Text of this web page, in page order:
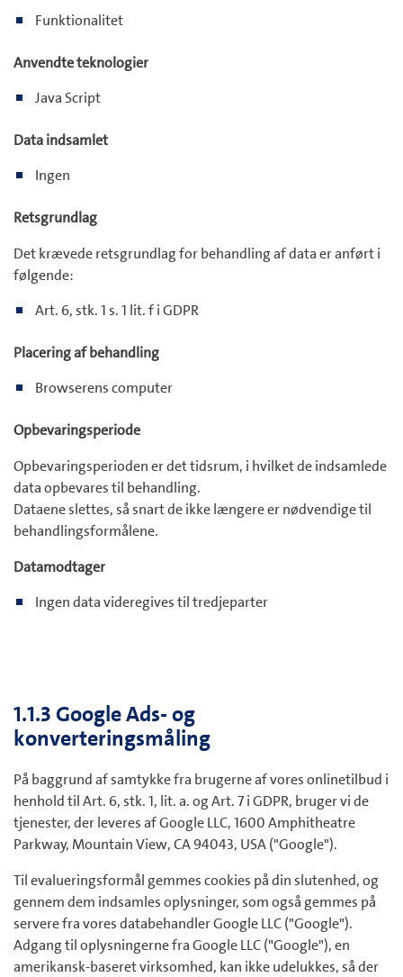
Funktionalitet
Anvendte teknologier
Java Script
Data indsamlet
Ingen
Retsgrundlag
Det krævede retsgrundlag for behandling af data er anført i
følgende:
Art. 6, stk. 1 s. 1 lit. f i GDPR
Placering af behandling
Browserens computer
Opbevaringsperiode
Opbevaringsperioden er det tidsrum, i hvilket de indsamlede
data opbevares til behandling.
Dataene slettes, så snart de ikke længere er nødvendige til
behandlingsformålene.
Datamodtager
Ingen data videregives til tredjeparter
1.1.3 Google Ads- og
konverteringsmåling
På baggrund af samtykke fra brugerne af vores onlinetilbud i
henhold til Art. 6, stk. 1, lit. a. og Art. 7 i GDPR, bruger vi de
tjenester, der leveres af Google LLC, 1600 Amphitheatre
Parkway, Mountain View, CA 94043, USA ("Google").
Til evalueringsformål gemmes cookies på din slutenhed, og
gennem dem indsamles oplysninger, som også gemmes på
servere fra vores databehandler Google LLC ("Google").
Adgang til oplysningerne fra Google LLC ("Google"), en
amerikansk-baseret virksomhed, kan ikke udelukkes, så der